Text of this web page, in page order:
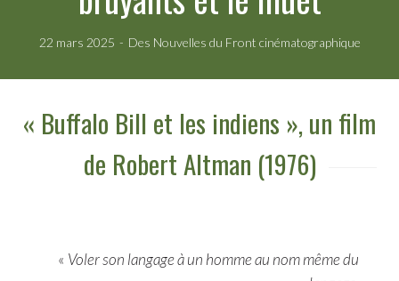
22 mars 2025 Des Nouvelles du Front cinématographique
« Buffalo Bill et les indiens », un film
de Robert Altman (1976)
« Voler son langage à un homme au nom même du